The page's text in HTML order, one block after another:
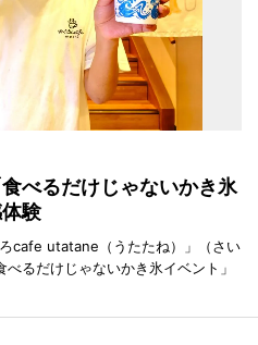
べるだけじゃないかき氷
験
cafe utatane（うたたね）」（さい
るだけじゃないかき氷イベント」